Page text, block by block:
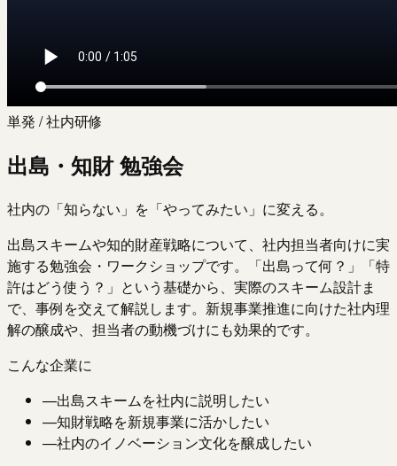
単発 / 社内研修
出島・知財 勉強会
社内の「知らない」を「やってみたい」に変える。
出島スキームや知的財産戦略について、社内担当者向けに実
施する勉強会・ワークショップです。「出島って何？」「特
許はどう使う？」という基礎から、実際のスキーム設計ま
で、事例を交えて解説します。新規事業推進に向けた社内理
解の醸成や、担当者の動機づけにも効果的です。
こんな企業に
—出島スキームを社内に説明したい
—知財戦略を新規事業に活かしたい
—社内のイノベーション文化を醸成したい